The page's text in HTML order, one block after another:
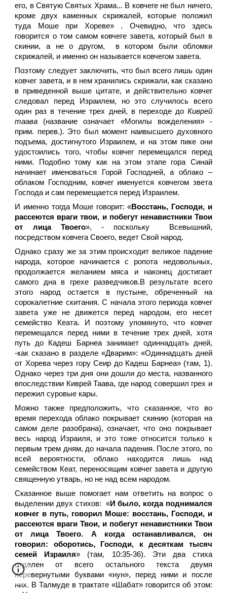
его, в Святую Святых Храма... В ковчеге не был ничего,
кроме двух каменных скрижалей, которые положил
туда Моше при Хореве» . Очевидно, что здесь
говорится о том самом ковчеге завета, который был в
скинии, а не о другом, в котором были обломки
скрижалей, и именно он называется ковчегом завета.
Поэтому следует заключить, что был всего лишь один
ковчег завета, и в нем хранились скрижали, как сказано
в приведенной выше цитате, и действительно ковчег
следовал перед Израилем, но это случилось всего
один раз в течение трех дней, в переходе до Киврей
таава (название означает «Могилы вожделения» -
прим. перев.). Это был момент наивысшего духовного
подъема, достигнутого Израилем, и на этом пике они
удостоились того, чтобы ковчег перемещался перед
ними. Подобно тому как на этом этапе гора Синай
начинает именоваться Горой Господней, а облако –
облаком Господним, ковчег именуется ковчегом звета
Господа и сам перемещается перед Израилем.
И именно тогда Моше говорит: «Восстань, Господи, и
рассеются враги твои, и побегут ненавистники Твои
от лица Твоего», - поскольку Всевышний,
посредством ковчега Своего, ведет Свой народ.
Однако сразу же за этим происходит великое падение
народа, которое начинается с ропота недовольных,
продолжается желанием мяса и наконец достигает
самого дна в грехе разведчиков.В результате всего
этого народ остается в пустыне, обреченный на
сорокалетние скитания. С начала этого периода ковчег
завета уже не движется перед народом, его несет
семейство Кеата. И поэтому упомянуто, что ковчег
перемещался перед ними в течение трех дней, хотя
путь до Кадеш Барнеа занимает одиннадцать дней,
-как сказано в разделе «Дварим»: «Одиннадцать дней
от Хорева через гору Сеир до Кадеш Барнеа» (там, 1).
Однако через три дня они дошли до места, названного
впоследствии Киврей Таава, где народ совершил грех и
пережил суровые кары.
Можно также предположить, что сказанное, что во
время перехода облако покрывает скинию (которая на
самом деле разобрана), означает, что оно покрывает
весь народ Израиля, и это тоже относится только к
первым трем дням, до начала падения. После этого, по
всей вероятности, облако находится лишь над
семейством Кеат, переносящим ковчег завета и другую
священную утварь, но не над всем народом.
Сказанное выше помогает нам ответить на вопрос о
выделении двух стихов: «И было, когда поднимался
ковчег в путь, говорил Моше: восстань, Господи, и
рассеются враги Твои, и побегут ненавистники Твои
от лица Твоего. А когда останавливался, он
говорил: оборотись, Господи, к десяткам тысяч
семей Израиля» (там, 10:35-36). Эти два стиха
отделен от всего остального текста двумя
перевернутыми буквами «нун», перед ними и после
них. В Талмуде в трактате «Шабат» говорится об этом: